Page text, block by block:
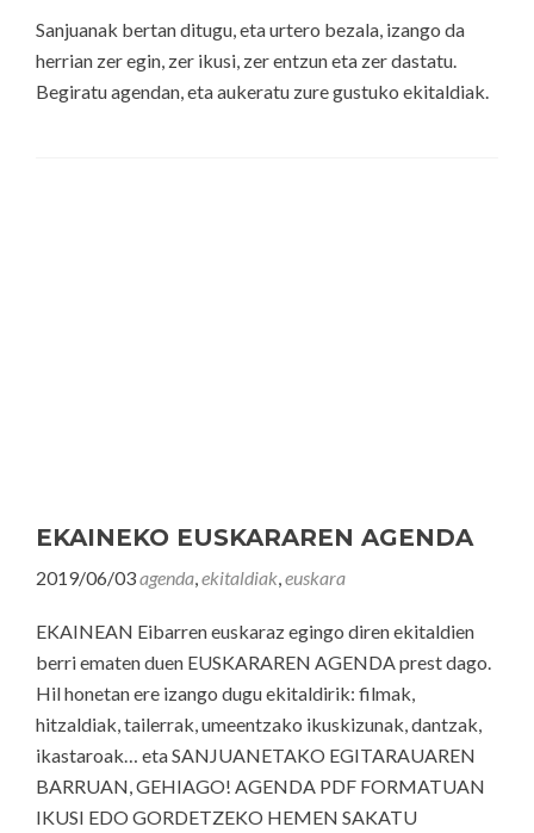
Sanjuanak bertan ditugu, eta urtero bezala, izango da
herrian zer egin, zer ikusi, zer entzun eta zer dastatu.
Begiratu agendan, eta aukeratu zure gustuko ekitaldiak.
EKAINEKO EUSKARAREN AGENDA
2019/06/03agenda,ekitaldiak,euskara
EKAINEAN Eibarren euskaraz egingo diren ekitaldien
berri ematen duen EUSKARAREN AGENDA prest dago.
Hil honetan ere izango dugu ekitaldirik: filmak,
hitzaldiak, tailerrak, umeentzako ikuskizunak, dantzak,
ikastaroak… eta SANJUANETAKO EGITARAUAREN
BARRUAN, GEHIAGO! AGENDA PDF FORMATUAN
IKUSI EDO GORDETZEKO HEMEN SAKATU